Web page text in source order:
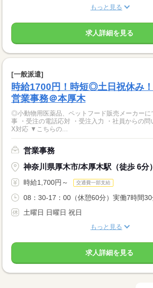
もっと見る
求人詳細を見る
[一般派遣]
時給1700円！時短◎土日祝休み
営業事務＠本厚木
◎小動物用医薬品、ペットフード販売メーカーに
事 ・受注の電話応対 ・受注入力 ・社員からの問い合わせ対応 ・FA
X対応 ▼こちらの...
営業事務
神奈川県厚木市/本厚木駅（徒歩 6分）
時給1,700円～ 交通費一部支給
08：30-17：00（休憩60分）実働7時間
土曜日 日曜日 祝日
もっと見る
求人詳細を見る